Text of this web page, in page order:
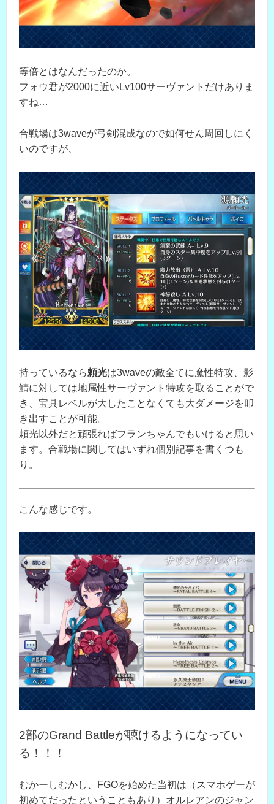
等倍とはなんだったのか。
フォウ君が2000に近いLv100サーヴァントだけありま
すね…
合戦場は3waveが弓剣混成なので如何せん周回しにく
いのですが、
持っているなら頼光は3waveの敵全てに魔性特攻、影
鯖に対しては地属性サーヴァント特攻を取ることがで
き、宝具レベルが大したことなくても大ダメージを叩
き出すことが可能。
頼光以外だと頑張ればフランちゃんでもいけると思い
ます。合戦場に関してはいずれ個別記事を書くつも
り。
こんな感じです。
2部のGrand Battleが聴けるようになってい
る！！！
むかーしむかし、FGOを始めた当初は（スマホゲーが
初めてだったということもあり）オルレアンのジャン